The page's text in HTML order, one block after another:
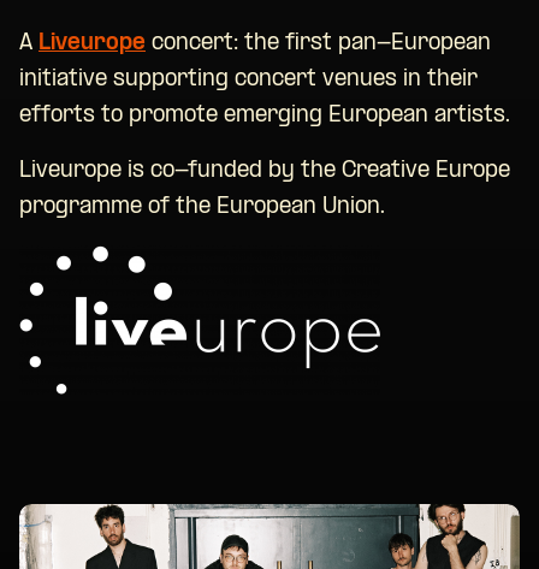
A Liveurope concert: the first pan-European
initiative supporting concert venues in their
efforts to promote emerging European artists.
Liveurope is co-funded by the Creative Europe
programme of the European Union.